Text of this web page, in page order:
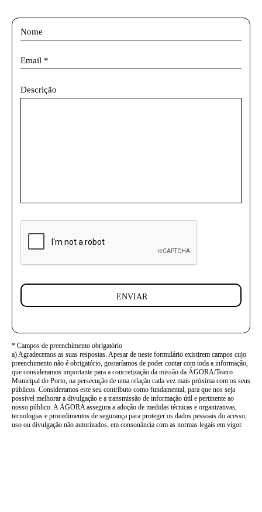
Descrição
ENVIAR
* Campos de preenchimento obrigatório
a) Agradecemos as suas respostas. Apesar de neste formulário existirem campos cujo
preenchimento não é obrigatório, gostaríamos de poder contar com toda a informação,
que consideramos importante para a concretização da missão da ÁGORA/Teatro
Municipal do Porto, na persecução de uma relação cada vez mais próxima com os seus
públicos. Consideramos este seu contributo como fundamental, para que nos seja
possível melhorar a divulgação e a transmissão de informação útil e pertinente ao
nosso público. A ÁGORA assegura a adoção de medidas técnicas e organizativas,
tecnologias e procedimentos de segurança para proteger os dados pessoais do acesso,
uso ou divulgação não autorizados, em consonância com as normas legais em vigor.